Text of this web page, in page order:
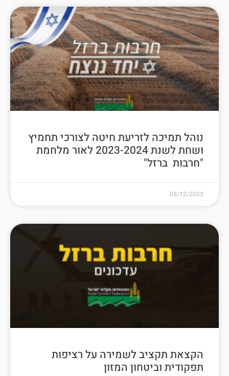
נוהל תמיכה לזריעת חיטה לצורכי תחמיץ
ושחת לשנת 2023-2024 לאור מלחמת
"חרבות ברזל"
03/12/2023
הקצאת תקציב לשמירה על רציפות
תפקודית וביטחון המזון